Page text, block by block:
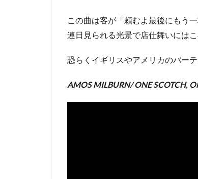
この曲は客が「頼むよ最後にもう
連日見られる光景で店仕舞いには
恐らくイギリスやアメリカのバー
AMOS MILBURN/ ONE SCOTCH,